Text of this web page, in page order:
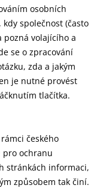
osobních
společnost (často
volajícího a
se o zpracování
zda a jakým
je nutné provést
tlačítka.
českého
pro ochranu
stránkách informaci,
způsobem tak činí.